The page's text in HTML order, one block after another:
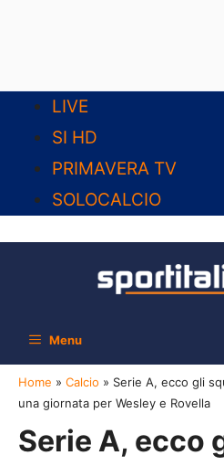
contenuto
LIVE
SI HD
PRIMAVERA TV
SOLOCALCIO
Menu
Home » Calcio » Serie A, ecco gli
una giornata per Wesley e Rovella
Serie A, ecco